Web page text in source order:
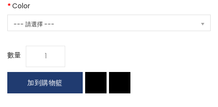
Color
--- 請選擇 ---
數量
加到購物籃